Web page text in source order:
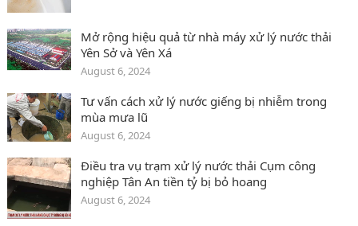
Mở rộng hiệu quả từ nhà máy xử lý nước thải
Yên Sở và Yên Xá
August 6, 2024
Tư vấn cách xử lý nước giếng bị nhiễm trong
mùa mưa lũ
August 6, 2024
Điều tra vụ trạm xử lý nước thải Cụm công
nghiệp Tân An tiền tỷ bị bỏ hoang
August 6, 2024